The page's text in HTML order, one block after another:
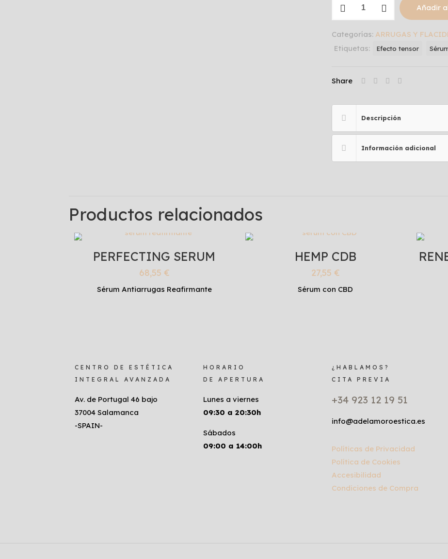
FACE
Añadir
Categorías: ARRUGAS Y
Etiquetas:
Efecto tensor
Share
Descripción
Información adicional
Productos relacionados
PERFECTING SERUM
68,55 €
Sérum Antiarrugas Reafirmante
HEMP CDB
27,55 €
Sérum con CBD
CENTRO DE ESTÉTICA
INTEGRAL AVANZADA
Av. de Portugal 46 bajo
37004 Salamanca
-SPAIN-
HORARIO
DE APERTURA
Lunes a viernes
09:30 a 20:30h
Sábados
09:00 a 14:00h
¿HABLAMOS?
CITA PREVIA
+34 923 12 19 51
info@adelamoroestica.es
Políticas de Privacidad
Política de Cookies
Accesibilidad
Condiciones de Compra